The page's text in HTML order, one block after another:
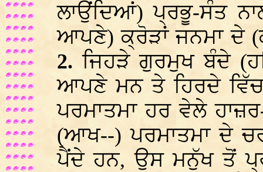
ਲਾਉਂਦਿਆਂ) ਪ੍ਰਭੂ-ਸੰਤ
ਆਪਣੇ) ਕ੍ਰੋੜਾਂ ਜਨਮਾ ਦੇ
2.ਜਿਹੜੇ ਗੁਰਮੁਖ ਬੰਦੇ
ਆਪਣੇ ਮਨ ਤੇ ਹਿਰਦੇ
ਪਰਮਾਤਮਾ ਹਰ ਵੇਲੇ
(ਆਖ--) ਪਰਮਾਤਮਾ ਦੇ
ਪੈਂਦੇ ਹਨ, ਉਸ ਮਨੁੱਖ ਤੋਂ